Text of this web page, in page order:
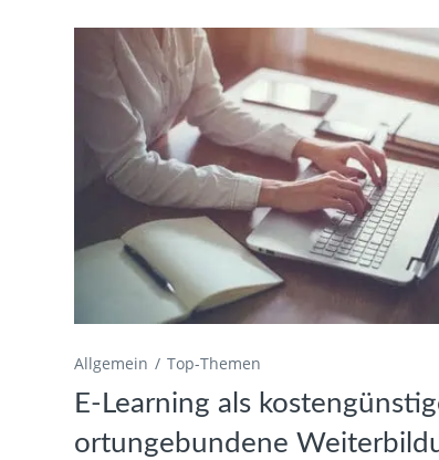
Allgemein Top-Themen
E-Learning als
ortungebundene